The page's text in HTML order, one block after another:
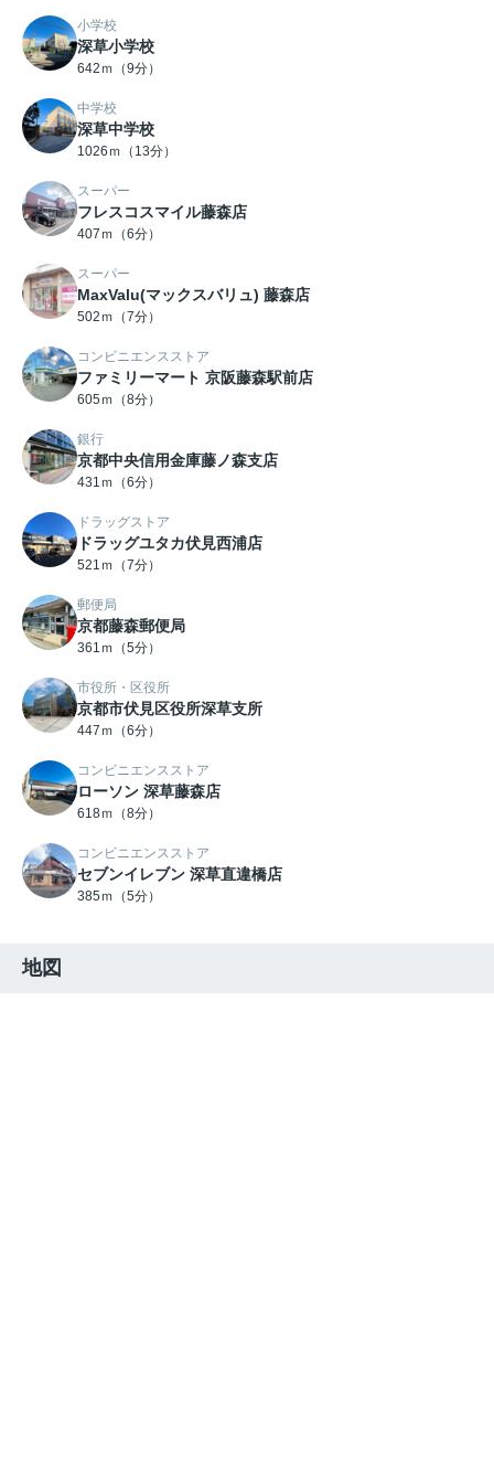
小学校
深草小学校
642ｍ（9分）
中学校
深草中学校
1026ｍ（13分）
スーパー
フレスコスマイル藤森店
407ｍ（6分）
スーパー
MaxValu(マックスバリュ) 藤森店
502ｍ（7分）
コンビニエンスストア
ファミリーマート 京阪藤森駅前店
605ｍ（8分）
銀行
京都中央信用金庫藤ノ森支店
431ｍ（6分）
ドラッグストア
ドラッグユタカ伏見西浦店
521ｍ（7分）
郵便局
京都藤森郵便局
361ｍ（5分）
市役所・区役所
京都市伏見区役所深草支所
447ｍ（6分）
コンビニエンスストア
ローソン 深草藤森店
618ｍ（8分）
コンビニエンスストア
セブンイレブン 深草直違橋店
385ｍ（5分）
地図